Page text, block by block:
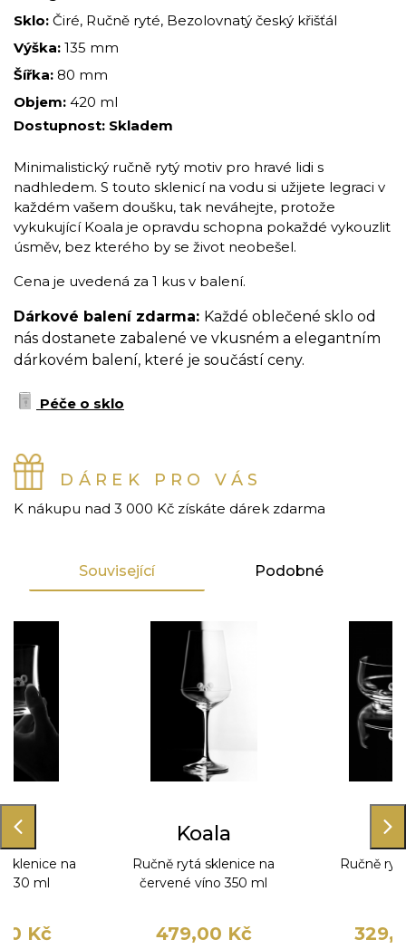
Sklo: Čiré, Ručně ryté, Bezolovnatý český křišťál
Výška: 135 mm
Šířka: 80 mm
Objem: 420 ml
Dostupnost: Skladem
Minimalistický ručně rytý motiv pro hravé lidi s
nadhledem. S touto sklenicí na vodu si užijete legraci v
každém vašem doušku, tak neváhejte, protože
vykukující Koala je opravdu schopna pokaždé vykouzlit
úsměv, bez kterého by se život neobešel.
Cena je uvedená za 1 kus v balení.
Dárkové balení zdarma: Každé oblečené sklo od
nás dostanete zabalené ve vkusném a elegantním
dárkovém balení, které je součástí ceny.
Péče o sklo
DÁREK PRO VÁS
K nákupu nad 3 000 Kč získáte dárek zdarma
Související Podobné
sklenice na
230 ml
Kč
Koala
Ručně rytá sklenice na
červené víno 350 ml
479,00 Kč
Ručně